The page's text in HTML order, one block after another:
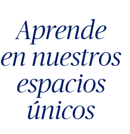
Aprende
en nuestros
espacios
únicos